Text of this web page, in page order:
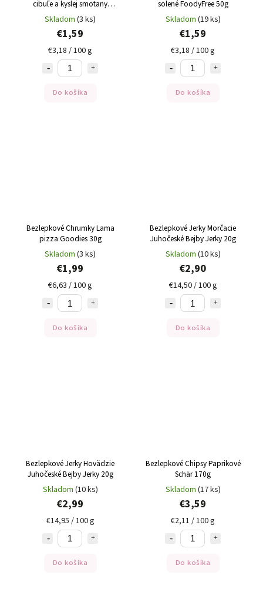
cibuľe a kyslej smotany
FOODYFREE 50g
Skladom (3 ks)
€1,59
€3,18 / 100 g
Do košíka
solené FoodyFree 50g
Skladom (19 ks)
€1,59
€3,18 / 100 g
Do košíka
Bezlepkové Chrumky Lama
pizza Goodies 30g
Skladom (3 ks)
€1,99
€6,63 / 100 g
Do košíka
Bezlepkové Jerky Morčacie
Juhočeské Bejby Jerky 20g
Skladom (10 ks)
€2,90
€14,50 / 100 g
Do košíka
Bezlepkové Jerky Hovädzie
Juhočeské Bejby Jerky 20g
Skladom (10 ks)
€2,99
€14,95 / 100 g
Do košíka
Bezlepkové Chipsy Paprikové
Schär 170g
Skladom (17 ks)
€3,59
€2,11 / 100 g
Do košíka